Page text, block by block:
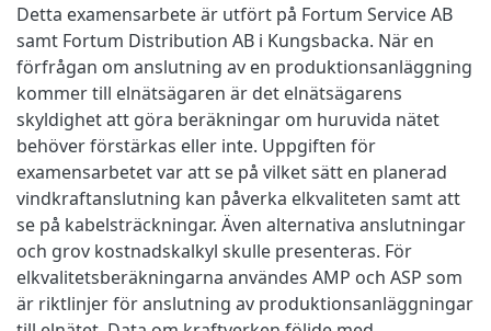
Detta examensarbete är utfört på Fortum Service AB
samt Fortum Distribution AB i Kungsbacka. När en
förfrågan om anslutning av en produktionsanläggning
kommer till elnätsägaren är det elnätsägarens
skyldighet att göra beräkningar om huruvida nätet
behöver förstärkas eller inte. Uppgiften för
examensarbetet var att se på vilket sätt en planerad
vindkraftanslutning kan påverka elkvaliteten samt att
se på kabelsträckningar. Även alternativa anslutningar
och grov kostnadskalkyl skulle presenteras. För
elkvalitetsberäkningarna användes AMP och ASP som
är riktlinjer för anslutning av produktionsanläggningar